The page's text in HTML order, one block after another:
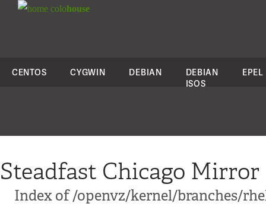
colohouse
CENTOS CYGWIN DEBIAN
DEBIAN
ISOS
EPEL
Steadfast Chicago Mirror
Index of /openvz/kernel/branches/